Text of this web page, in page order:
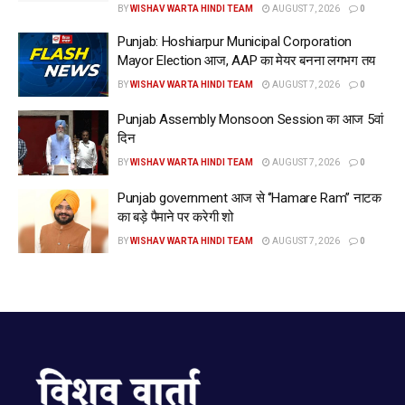
जुड़े कई ज़रूरी फैसलों को मंज़ूरी दी है, जो पब्लिक वेलफेयर और
इकोनॉमिक प्रोग्रेस के प्रति पंजाब सरकार के कमिटमेंट को दोहराते हैं।”
देते हुए, कैबिनेट ने कैंडिडेट्स और उनके साथ आने वाले एक अटेंडेंट के
लिए पंजाब और चंडीगढ़ में एग्जाम सेंटर्स तक आने-जाने के लिए फ्री बस
यात्रा को मंज़ूरी दे दी है। गौरतलब है कि 3 मई, 2026 को होने वाली
NEET परीक्षा कैंसिल कर दी गई थी और अब यह परीक्षा 21 जून, 2026
के लिए रीशेड्यूल की गई है।
स्टूडेंट्स और उनके अटेंडेंट्स की सुविधा के लिए, पंजाब रोडवेज़, पनबस
सुविधा का फायदा उठाने के लिए सिर्फ अपने एडमिट कार्ड दिखाने होंगे और
BYWISHAV WARTA HINDI TEAM AUGUST 7, 2026 0
Punjab: Hoshiarpur Municipal Corporation
Mayor Election आज, AAP का मेयर बनना लगभग तय
BYWISHAV WARTA HINDI TEAM AUGUST 7, 2026 0
Punjab Assembly Monsoon Session का आज 5वां
दिन
BYWISHAV WARTA HINDI TEAM AUGUST 7, 2026 0
Punjab government आज से ‘’Hamare Ram’’ नाटक
का बड़े पैमाने पर करेगी शो
BYWISHAV WARTA HINDI TEAM AUGUST 7, 2026 0